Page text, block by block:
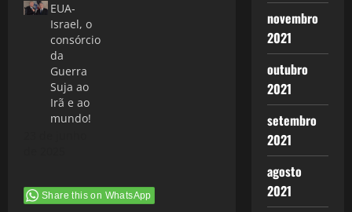
EUA-
Israel, o
consórcio
da
Guerra
Suja ao
Irã e ao
mundo!
Share this on WhatsApp
novembro
2021
outubro
2021
setembro
2021
agosto
2021